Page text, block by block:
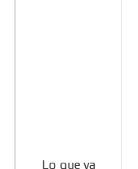
Lo que va